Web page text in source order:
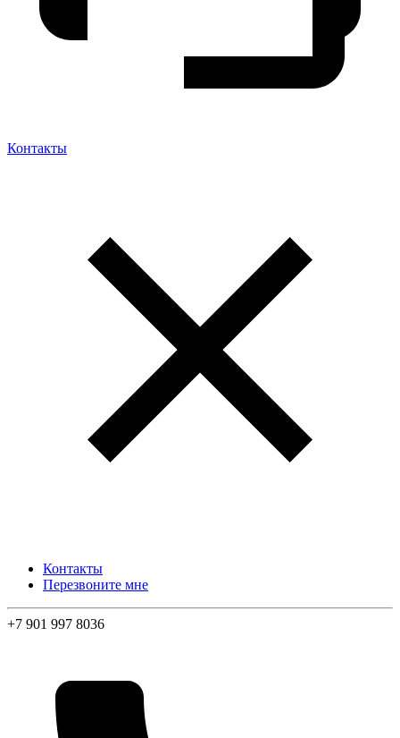
Контакты
Контакты
Перезвоните мне
+7 901 997 8036